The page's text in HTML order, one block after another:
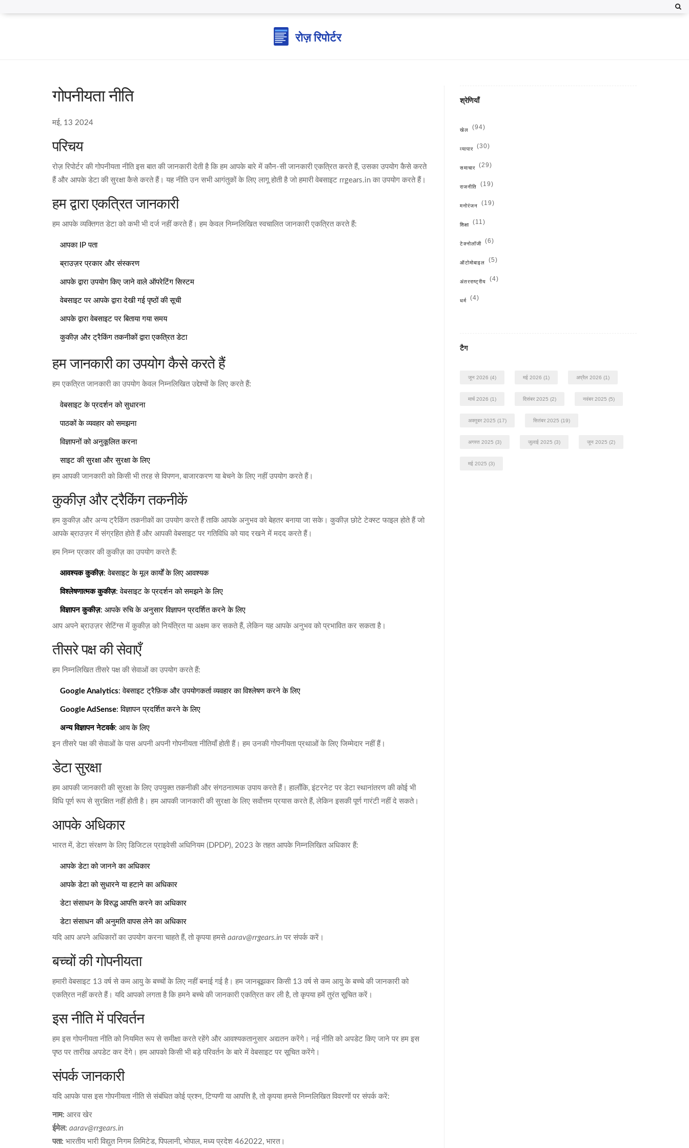
गोपनीयता नीति
मई, 13 2024
परिचय
रोज़ रिपोर्टर की गोपनीयता नीति इस बात की जानकारी देती है कि हम आपके बारे में कौन-सी जानकारी एकत्रित करते हैं, उसका उपयोग कैसे करते
हैं और आपके डेटा की सुरक्षा कैसे करते हैं। यह नीति उन सभी आगंतुकों के लिए लागू होती है जो हमारी वेबसाइट rrgears.in का उपयोग करते हैं।
हम द्वारा एकत्रित जानकारी
हम आपके व्यक्तिगत डेटा को कभी भी दर्ज नहीं करते हैं। हम केवल निम्नलिखित स्वचालित जानकारी एकत्रित करते हैं:
आपका IP पता
ब्राउज़र प्रकार और संस्करण
आपके द्वारा उपयोग किए जाने वाले ऑपरेटिंग सिस्टम
वेबसाइट पर आपके द्वारा देखी गई पृष्ठों की सूची
आपके द्वारा वेबसाइट पर बिताया गया समय
कुकीज़ और ट्रैकिंग तकनीकों द्वारा एकत्रित डेटा
हम जानकारी का उपयोग कैसे करते हैं
हम एकत्रित जानकारी का उपयोग केवल निम्नलिखित उद्देश्यों के लिए करते हैं:
वेबसाइट के प्रदर्शन को सुधारना
पाठकों के व्यवहार को समझना
विज्ञापनों को अनुकूलित करना
साइट की सुरक्षा और सुरक्षा के लिए
हम आपकी जानकारी को किसी भी तरह से विपणन, बाजारकरण या बेचने के लिए नहीं उपयोग करते हैं।
कुकीज़ और ट्रैकिंग तकनीकें
हम कुकीज़ और अन्य ट्रैकिंग तकनीकों का उपयोग करते हैं ताकि आपके अनुभव को बेहतर बनाया जा सके। कुकीज़ छोटे टेक्स्ट फाइल होते हैं जो
आपके ब्राउज़र में संग्रहित होते हैं और आपकी वेबसाइट पर गतिविधि को याद रखने में मदद करते हैं।
हम निम्न प्रकार की कुकीज़ का उपयोग करते हैं:
आवश्यक कुकीज़: वेबसाइट के मूल कार्यों के लिए आवश्यक
विश्लेषणात्मक कुकीज़: वेबसाइट के प्रदर्शन को समझने के लिए
विज्ञापन कुकीज़: आपके रुचि के अनुसार विज्ञापन प्रदर्शित करने के लिए
आप अपने ब्राउज़र सेटिंग्स में कुकीज़ को नियंत्रित या अक्षम कर सकते हैं, लेकिन यह आपके अनुभव को प्रभावित कर सकता है।
तीसरे पक्ष की सेवाएँ
हम निम्नलिखित तीसरे पक्ष की सेवाओं का उपयोग करते हैं:
Google Analytics: वेबसाइट ट्रैफ़िक और उपयोगकर्ता व्यवहार का विश्लेषण करने के लिए
Google AdSense: विज्ञापन प्रदर्शित करने के लिए
अन्य विज्ञापन नेटवर्क: आय के लिए
इन तीसरे पक्ष की सेवाओं के पास अपनी अपनी गोपनीयता नीतियाँ होती हैं। हम उनकी गोपनीयता प्रथाओं के लिए जिम्मेदार नहीं हैं।
डेटा सुरक्षा
हम आपकी जानकारी की सुरक्षा के लिए उपयुक्त तकनीकी और संगठनात्मक उपाय करते हैं। हालाँकि, इंटरनेट पर डेटा स्थानांतरण की कोई भी
विधि पूर्ण रूप से सुरक्षित नहीं होती है। हम आपकी जानकारी की सुरक्षा के लिए सर्वोत्तम प्रयास करते हैं, लेकिन इसकी पूर्ण गारंटी नहीं दे सकते।
आपके अधिकार
भारत में, डेटा संरक्षण के लिए डिजिटल प्राइवेसी अधिनियम (DPDP), 2023 के तहत आपके निम्नलिखित अधिकार हैं:
आपके डेटा को जानने का अधिकार
आपके डेटा को सुधारने या हटाने का अधिकार
डेटा संसाधन के विरुद्ध आपत्ति करने का अधिकार
डेटा संसाधन की अनुमति वापस लेने का अधिकार
यदि आप अपने अधिकारों का उपयोग करना चाहते हैं, तो कृपया हमसे aarav@rrgears.in पर संपर्क करें।
बच्चों की गोपनीयता
हमारी वेबसाइट 13 वर्ष से कम आयु के बच्चों के लिए नहीं बनाई गई है। हम जानबूझकर किसी 13 वर्ष से कम आयु के बच्चे की जानकारी को
एकत्रित नहीं करते हैं। यदि आपको लगता है कि हमने बच्चे की जानकारी एकत्रित कर ली है, तो कृपया हमें तुरंत सूचित करें।
इस नीति में परिवर्तन
हम इस गोपनीयता नीति को नियमित रूप से समीक्षा करते रहेंगे और आवश्यकतानुसार अद्यतन करेंगे। नई नीति को अपडेट किए जाने पर हम इस
पृष्ठ पर तारीख अपडेट कर देंगे। हम आपको किसी भी बड़े परिवर्तन के बारे में वेबसाइट पर सूचित करेंगे।
संपर्क जानकारी
यदि आपके पास इस गोपनीयता नीति से संबंधित कोई प्रश्न, टिप्पणी या आपत्ति है, तो कृपया हमसे निम्नलिखित विवरणों पर संपर्क करें:
नाम: आरव खेर
ईमेल: aarav@rrgears.in
पता: भारतीय भारी विद्युत निगम लिमिटेड, पिपलानी, भोपाल, मध्य प्रदेश 462022, भारत।
श्रेणियाँ
खेल (94)
व्यापार (30)
समाचार (29)
राजनीति (19)
मनोरंजन (19)
शिक्षा (11)
टेक्नोलॉजी (6)
ऑटोमोबाइल (5)
अंतरराष्ट्रीय (4)
धर्म (4)
टैग
जून 2026 (4) मई 2026 (1) अप्रैल 2026 (1)
मार्च 2026 (1) दिसंबर 2025 (2) नवंबर 2025 (5)
अक्तूबर 2025 (17) सितंबर 2025 (19)
अगस्त 2025 (3) जुलाई 2025 (3) जून 2025 (2)
मई 2025 (3)